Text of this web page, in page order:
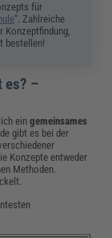
für
“. Zahlreiche
Konzeptfindung,
bestellen!
es? –
eingemeinsames
gibt es bei der
Konzepte entweder
Methoden.